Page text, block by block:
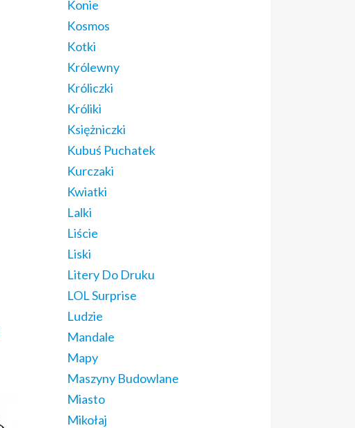
Konie
Kosmos
Kotki
Królewny
Króliczki
Króliki
Księżniczki
Kubuś Puchatek
Kurczaki
Kwiatki
Lalki
Liście
Liski
Litery Do Druku
LOL Surprise
Ludzie
Mandale
Mapy
Maszyny Budowlane
Miasto
Mikołaj